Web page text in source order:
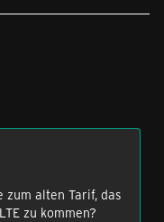
zum alten Tarif, das
zu kommen?